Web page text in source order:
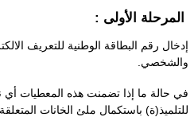
المرحلة الأولى :
إدخال رقم البطاقة الوطنية للتعريف
والشخصي.
في حالة ما إذا تضمنت هذه المعطيات
للتلميذ(ة) باستكمال ملئ الخانات